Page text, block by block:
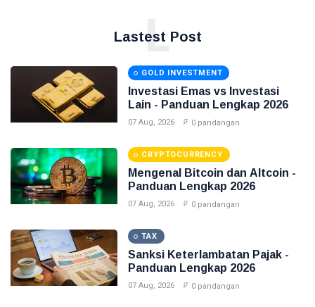
Akuntansi
Finance
Emas
Lastest Post
L
GOLD INVESTMENT
Investasi Emas vs Investasi
Lain - Panduan Lengkap 2026
07 Aug, 2026 0 pandangan
CRYPTOCURRENCY
Mengenal Bitcoin dan Altcoin -
Panduan Lengkap 2026
07 Aug, 2026 0 pandangan
TAX
Sanksi Keterlambatan Pajak -
Panduan Lengkap 2026
07 Aug, 2026 0 pandangan